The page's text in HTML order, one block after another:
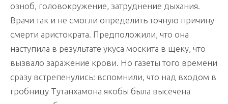
озноб, головокружение, затруднение дыхания.
Врачи так и не смогли определить точную причину
смерти аристократа. Предположили, что она
наступила в результате укуса москита в щеку, что
вызвало заражение крови. Но газеты того времени
сразу встрепенулись: вспомнили, что над входом в
гробницу Тутанхамона якобы была высечена